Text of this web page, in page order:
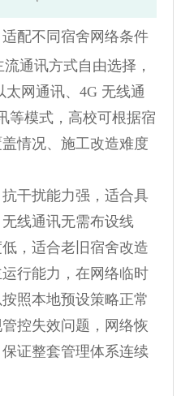
适配不同宿舍网络条件
通讯方式自由选择，
太网通讯、4G 无线通
等模式，高校可根据宿
情况、施工改造难度
干扰能力强，适合具
线通讯无需布设线
，适合老旧宿舍改造
行能力，在网络临时
照本地预设策略正常
控失效问题，网络恢
证整套管理体系连续